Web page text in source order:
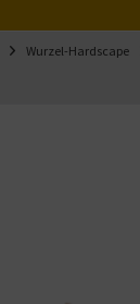
Wurzel-Hardscape